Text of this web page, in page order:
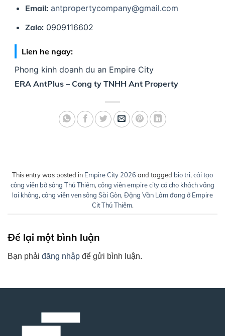
Email: antpropertycompany@gmail.com
Zalo:0909116602
Lien he ngay:
Phong kinh doanh du an Empire City
ERA AntPlus – Cong ty TNHH Ant Property
This entry was posted in Empire City 2026 and tagged bio tri, cải tạo
công viên bờ sông Thủ Thiêm, công viên empire city có cho khách vãng
lai không, công viên ven sông Sài Gòn, Đặng Văn Lâm đang ở Empire
Cit Thủ Thiêm.
Để lại một bình luận
Bạn phải đăng nhập để gửi bình luận.